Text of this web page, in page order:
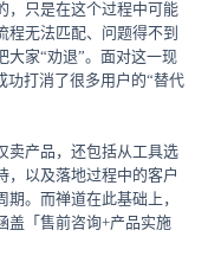
，只是在这个过程中可能
程无法匹配、问题得不到
大家“劝退”。面对这一现
功打消了很多用户的“替代
卖产品，还包括从工具选
，以及落地过程中的客户
。而禅道在此基础上，
盖「售前咨询+产品实施